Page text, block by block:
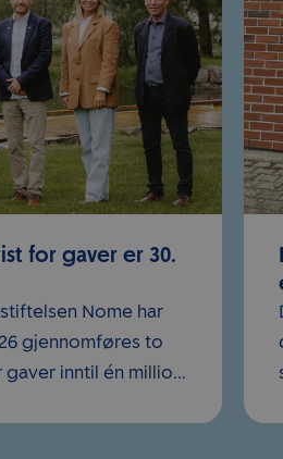
for gaver er 30.
Nome har
gjennomføres to
inntil én million